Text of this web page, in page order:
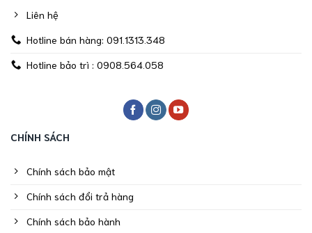
Liên hệ
Hotline bán hàng: 091.1313.348
Hotline bảo trì : 0908.564.058
CHÍNH SÁCH
Chính sách bảo mật
Chính sách đổi trả hàng
Chính sách bảo hành